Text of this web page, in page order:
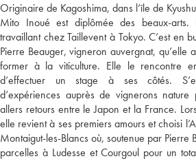
Originaire de Kagoshima, dans l’île de
Mito Inoué est diplômée des beaux-
travaillant chez Taillevent à Tokyo. C’est en
Pierre Beauger, vigneron auvergnat, qu’elle
former à la viticulture. Elle le rencontre
d’effectuer un stage à ses côtés.
d’expériences auprès de vignerons
allers retours entre le Japon et la France.
elle revient à ses premiers amours et choisi
Montaigut-les-Blancs où, soutenue par Pierre
parcelles à Ludesse et Courgoul pour un